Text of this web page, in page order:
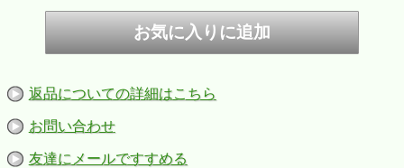
返品についての詳細はこちら
お問い合わせ
友達にメールですすめる